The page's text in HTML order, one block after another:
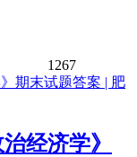
1267
经济学》